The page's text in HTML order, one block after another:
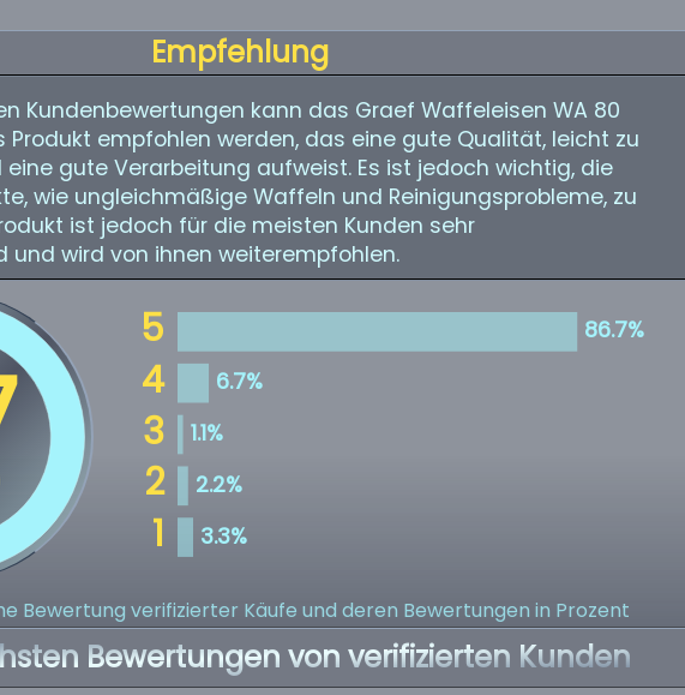
Empfehlung
Kundenbewertungen kann das Graef Waffeleisen WA 80
Produkt empfohlen werden, das eine gute Qualität, leicht zu
gute Verarbeitung aufweist. Es ist jedoch wichtig, die
wie ungleichmäßige Waffeln und Reinigungsprobleme, zu
ist jedoch für die meisten Kunden sehr
und wird von ihnen weiterempfohlen.
Bewertung verifizierter Käufe und deren Bewertungen in Prozent
Bewertungen von verifizierten Kunden